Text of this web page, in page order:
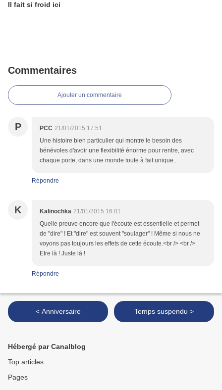
Il fait si froid ici
Commentaires
Ajouter un commentaire
P PCC 21/01/2015 17:51
Une histoire bien particulier qui montre le besoin des
bénévoles d'avoir une flexibilité énorme pour rentre, avec
chaque porte, dans une monde toute à fait unique...
Répondre
K Kalinochka 21/01/2015 16:01
Quelle preuve encore que l'écoute est essentielle et permet
de "dire" ! Et "dire" est souvent "soulager" ! Même si nous ne
voyons pas toujours les effets de cette écoute.<br /> <br />
Etre là ! Juste là !
Répondre
< Anniversaire Temps suspendu >
Hébergé par Canalblog
Top articles
Pages